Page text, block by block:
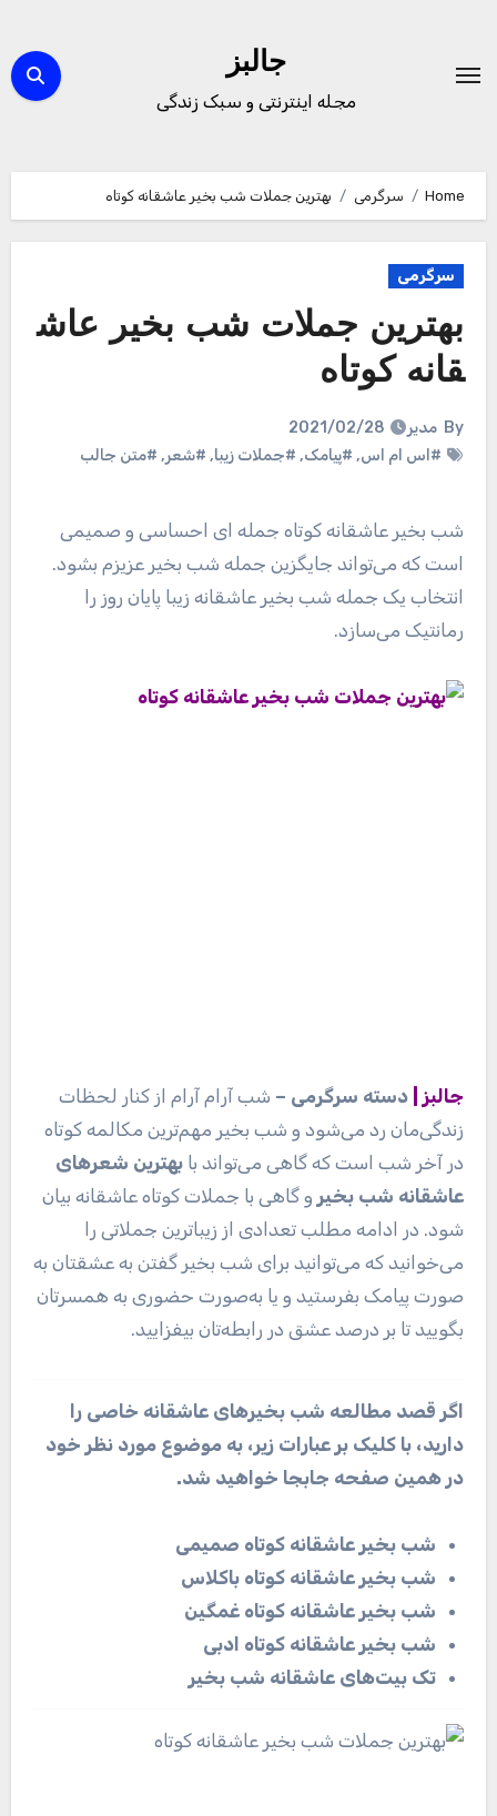
content
جالبز
مجله اینترنتی و سبک زندگی
Home سرگرمی بهترین جملات شب بخیر عاشقانه کوتاه
سرگرمی
بهترین جملات شب بخیر عاش
قانه کوتاه
By مدیر
2021/02/28
#اس ام اس, #پیامک, #جملات زیبا, #شعر, #متن جالب
شب بخیر عاشقانه کوتاه جمله ای احساسی و صمیمی
است که می‌تواند جایگزین جمله شب بخیر عزیزم بشود.
انتخاب یک جمله شب بخیر عاشقانه زیبا پایان روز را
رمانتیک می‌سازد.
جالبز | دسته سرگرمی – شب آرام آرام از کنار لحظات
زندگی‌مان رد می‌شود و شب بخیر مهم‌ترین مکالمه کوتاه
در آخر شب است که گاهی می‌تواند با بهترین شعرهای
عاشقانه شب بخیر و گاهی با جملات کوتاه عاشقانه بیان
شود. در ادامه مطلب تعدادی از زیباترین جملاتی را
می‌خوانید که می‌توانید برای شب بخیر گفتن به عشقتان به
صورت پیامک بفرستید و یا به‌صورت حضوری به همسرتان
بگویید تا بر درصد عشق در رابطه‌تان بیفزایید.
اگر قصد مطالعه شب بخیرهای عاشقانه خاصی را
دارید، با کلیک بر عبارات زیر، به موضوع مورد نظر خود
در همین صفحه جابجا خواهید شد.
شب بخیر عاشقانه کوتاه صمیمی
شب بخیر عاشقانه کوتاه باکلاس
شب بخیر عاشقانه کوتاه غمگین
شب بخیر عاشقانه کوتاه ادبی
تک بیت‌های عاشقانه شب بخیر